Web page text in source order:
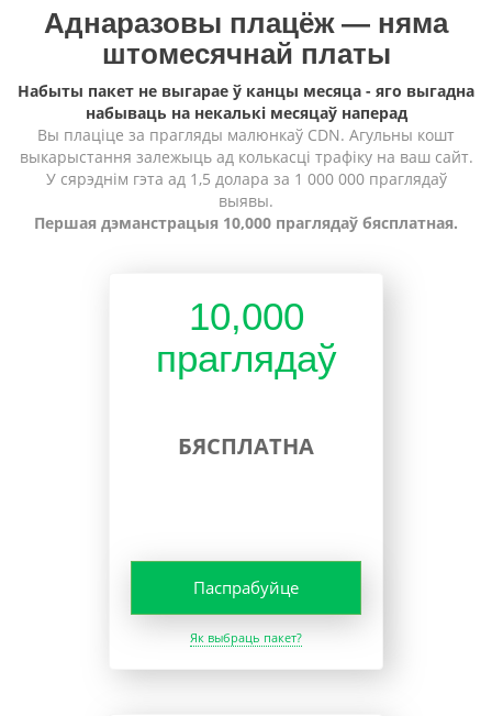
Аднаразовы плацёж — няма
штомесячнай платы
Набыты пакет не выгарае ў канцы месяца - яго выгадна
набываць на некалькі месяцаў наперад
Вы плаціце за прагляды малюнкаў CDN. Агульны кошт
выкарыстання залежыць ад колькасці трафіку на ваш сайт.
У сярэднім гэта ад 1,5 долара за 1 000 000 праглядаў
выявы.
Першая дэманстрацыя 10,000 праглядаў бясплатная.
10,000
праглядаў
БЯСПЛАТНА
Паспрабуйце
Як выбраць пакет?